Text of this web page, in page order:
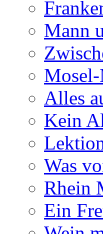
Mann
Alles
Kein
Was
Rhein
Ein